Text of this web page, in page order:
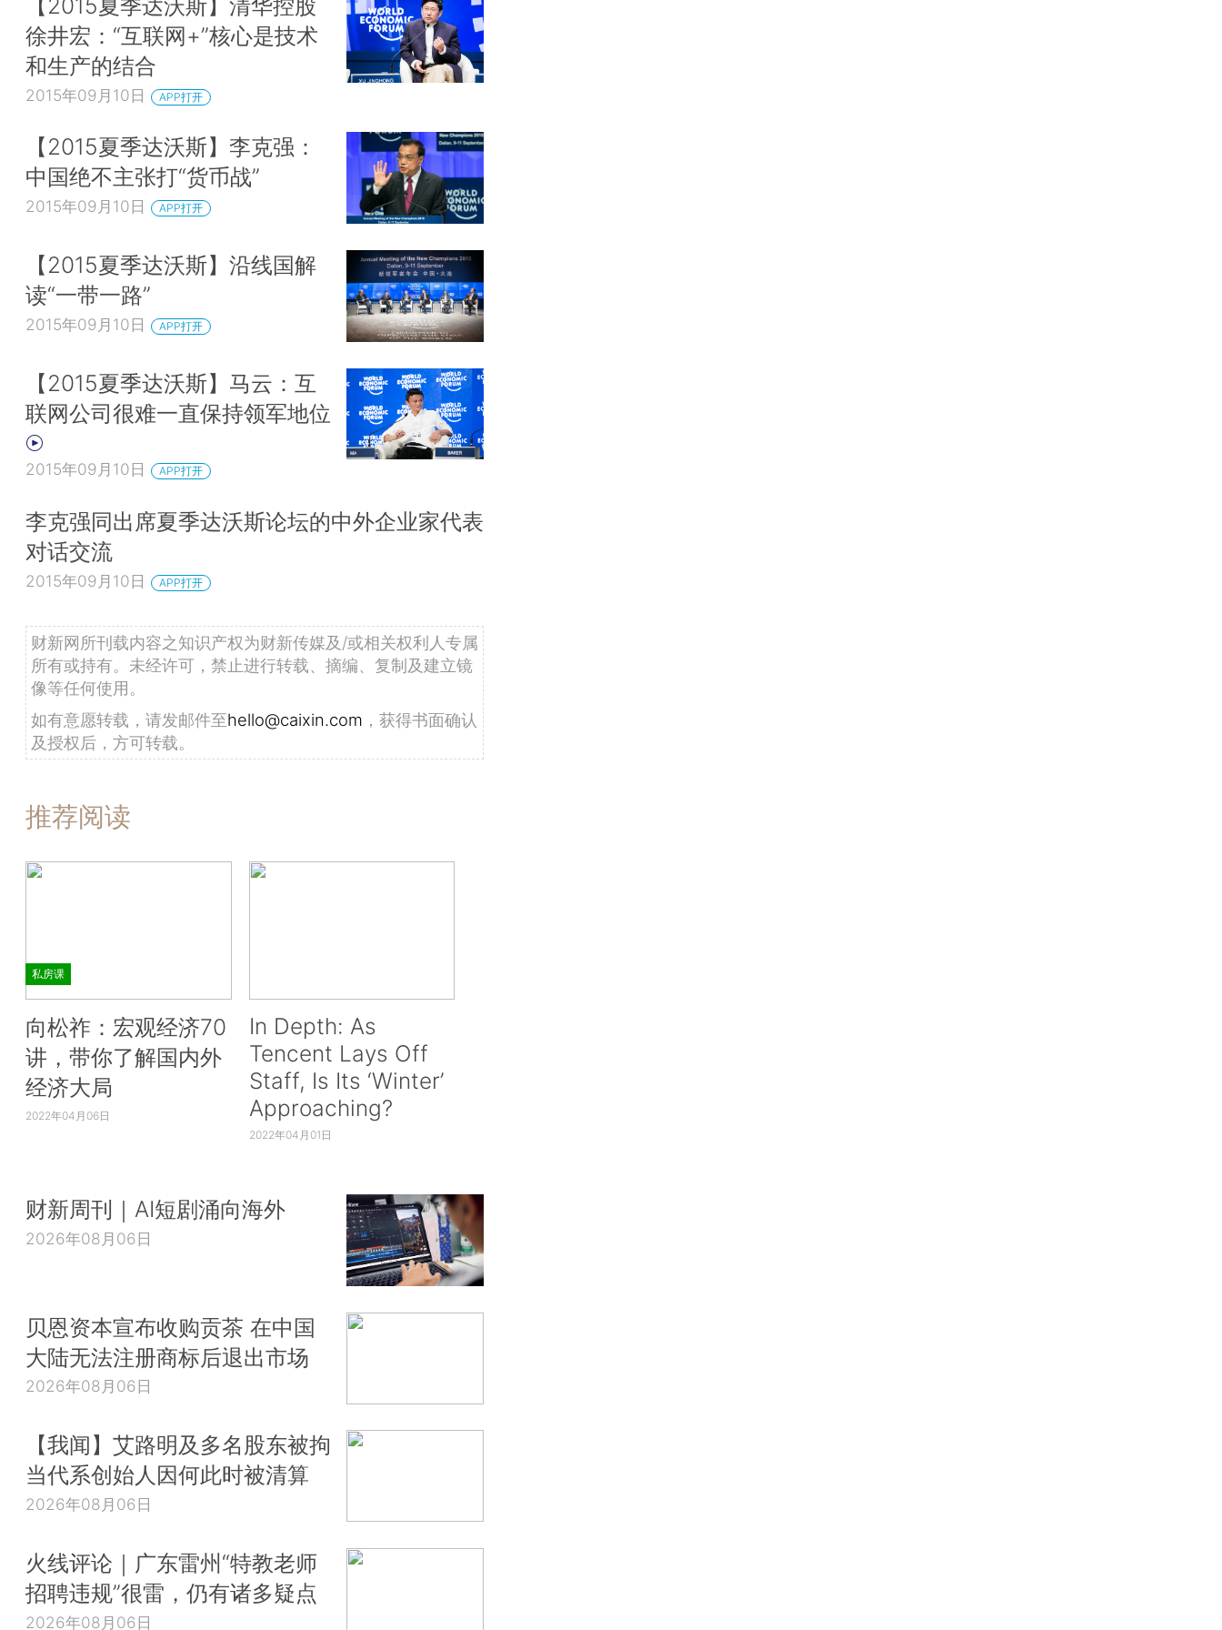
【2015夏季达沃斯】清华控股
徐井宏：“互联网+”核心是技术
和生产的结合
2015年09月10日 APP打开
【2015夏季达沃斯】李克强：
中国绝不主张打“货币战”
2015年09月10日 APP打开
【2015夏季达沃斯】沿线国解
读“一带一路”
2015年09月10日 APP打开
【2015夏季达沃斯】马云：互
联网公司很难一直保持领军地位
2015年09月10日 APP打开
李克强同出席夏季达沃斯论坛的中外企业家代表
对话交流
2015年09月10日 APP打开
财新网所刊载内容之知识产权为财新传媒及/或相关权利人专属
所有或持有。未经许可，禁止进行转载、摘编、复制及建立镜
像等任何使用。
如有意愿转载，请发邮件至hello@caixin.com ，获得书面确认
及授权后，方可转载。
推荐阅读
私房课
向松祚：宏观经济70
讲，带你了解国内外
经济大局
2022年04月06日
In Depth: As
Tencent Lays Off
Staff, Is Its ‘Winter’
Approaching?
2022年04月01日
财新周刊｜AI短剧涌向海外
2026年08月06日
贝恩资本宣布收购贡茶 在中国
大陆无法注册商标后退出市场
2026年08月06日
【我闻】艾路明及多名股东被拘
当代系创始人因何此时被清算
2026年08月06日
火线评论｜广东雷州“特教老师
招聘违规”很雷，仍有诸多疑点
2026年08月06日